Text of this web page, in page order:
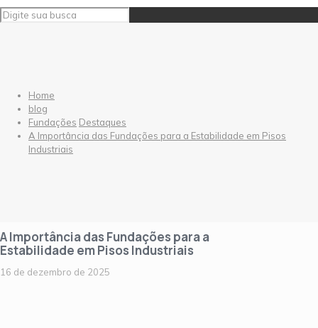
Home
blog
Fundações Destaques
A Importância das Fundações para a Estabilidade em Pisos
Industriais
A Importância das Fundações para a
Estabilidade em Pisos Industriais
16 de dezembro de 2025